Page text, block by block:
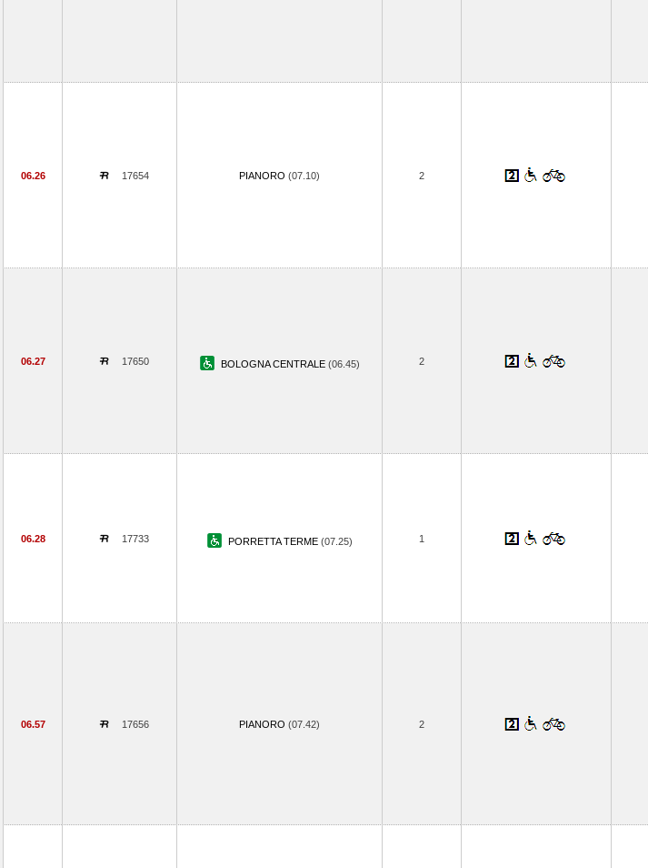
06.26 17654 PIANORO (07.10) 2
06.27 17650 BOLOGNA CENTRALE (06.45) 2
06.28 17733 PORRETTA TERME (07.25) 1
06.57 17656 PIANORO (07.42) 2